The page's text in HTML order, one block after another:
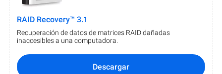
RAID Recovery™ 3.1
Recuperación de datos de matrices RAID dañadas
inaccesibles a una computadora.
Descargar